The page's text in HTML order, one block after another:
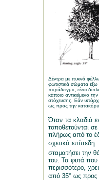
Δέντρα με πυκνό
φωτιστικά σώματα
παράδειγμα, είναι
κάποιο αντικείμενο
στόχευσης. Εάν
ως προς την
Όταν τα κλαδιά
τοποθετούνται
πλήρως από το
σχετικά επίπεδη
σταματήσει την
του. Τα φυτά που
περισσότερο,
από 35° ως προς